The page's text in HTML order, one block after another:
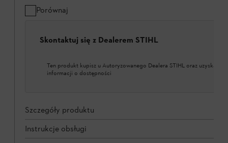
Porównaj
Skontaktuj się z Dealerem STIHL
Ten produkt kupisz u Autoryzowanego Dealera STIHL oraz uzyskasz
informacji o dostępności
Szczegóły produktu
Instrukcje obsługi